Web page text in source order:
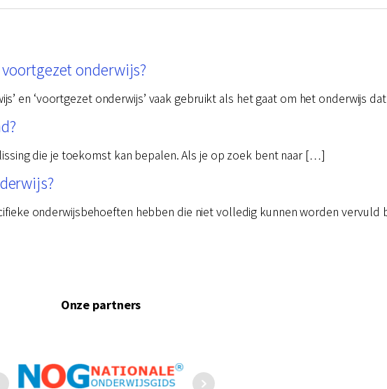
onderwijs?
en ‘voortgezet onderwijs’ vaak gebruikt als het gaat om het onderwijs
die je toekomst kan bepalen. Als je op zoek bent naar […]
onderwijsbehoeften hebben die niet volledig kunnen worden vervuld
Onze partners